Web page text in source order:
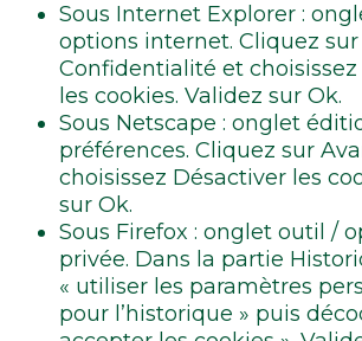
Sous Internet Explorer :
options internet. Cliquez sur
Confidentialité et
les cookies. Validez sur Ok.
Sous Netscape : onglet
préférences. Cliquez sur
choisissez Désactiver les
sur Ok.
Sous Firefox : onglet outil /
privée. Dans la partie
« utiliser les paramètres
pour l’historique » puis